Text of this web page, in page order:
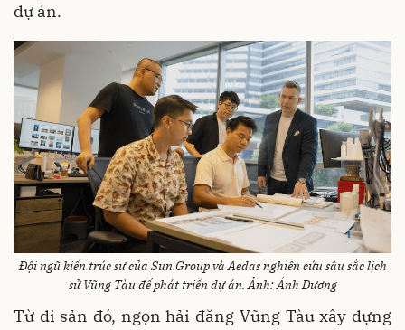
dự án.
Đội ngũ kiến trúc sư của Sun Group và Aedas nghiên cứu sâu sắc lịch
sử Vũng Tàu để phát triển dự án. Ảnh: Ánh Dương
Từ di sản đó, ngọn hải đăng Vũng Tàu xây dựng